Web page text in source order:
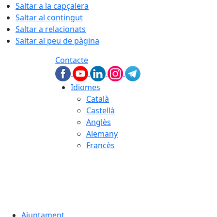
Saltar a la capçalera
Saltar al contingut
Saltar a relacionats
Saltar al peu de pàgina
Contacte
Idiomes
Català
Castellà
Anglès
Alemany
Francès